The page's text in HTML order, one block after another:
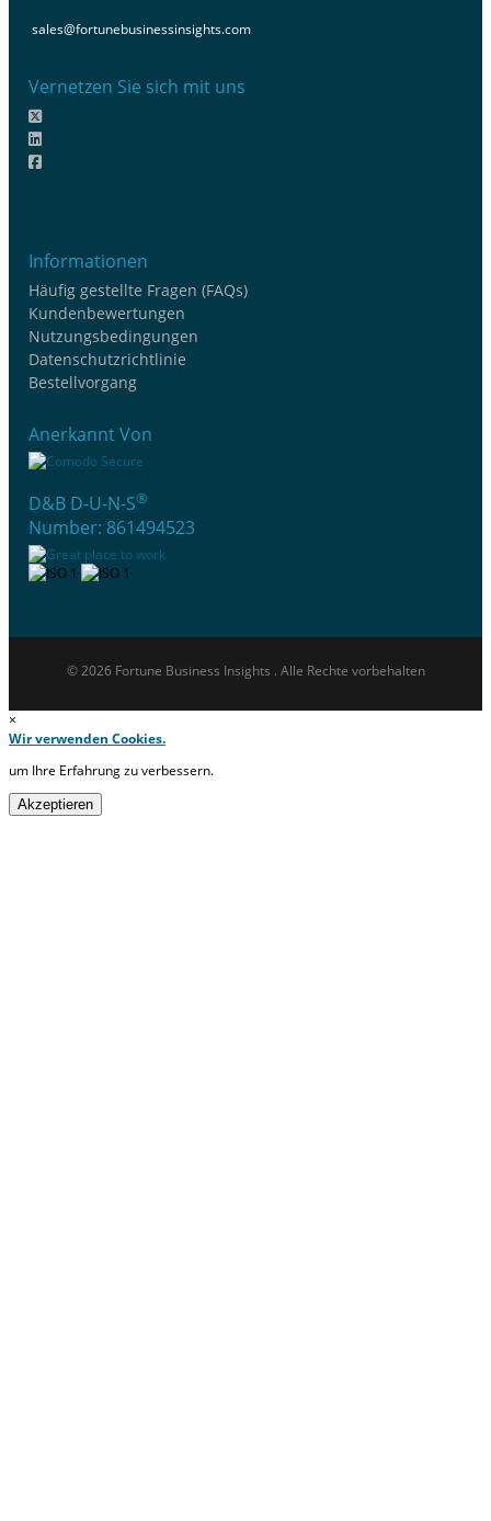
sales@fortunebusinessinsights.com
Vernetzen Sie sich mit uns
Informationen
Häufig gestellte Fragen (FAQs)
Kundenbewertungen
Nutzungsbedingungen
Datenschutzrichtlinie
Bestellvorgang
Anerkannt Von
D&B D-U-N-S®
Number: 861494523
© 2026 Fortune Business Insights . Alle Rechte vorbehalten
×
Wir verwenden Cookies.
um Ihre Erfahrung zu verbessern.
Akzeptieren